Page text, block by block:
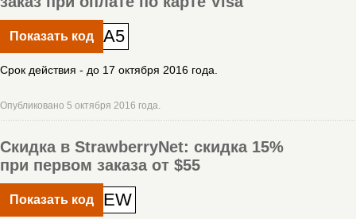
Показать код A5
Срок действия - до 17 октября 2016 года.
Опубликовано 5 октября 2016 года.
Скидка в StrawberryNet: скидка 15%
при первом заказа от $55
Показать код EW